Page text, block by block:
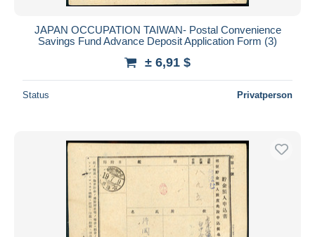
JAPAN OCCUPATION TAIWAN- Postal Convenience
Savings Fund Advance Deposit Application Form (3)
± 6,91 $
Status Privatperson